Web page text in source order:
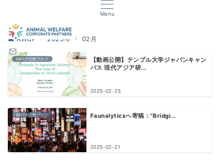
Menu
AWCP 2025年 02月
AWCP活動ブログ
【動画公開】テンプル大学ジャパンキャン
パス 現代アジア研...
2025-02-25
AWCP活動ブログ Faunalyticsへ寄稿：”Bridgi...
2025-02-21